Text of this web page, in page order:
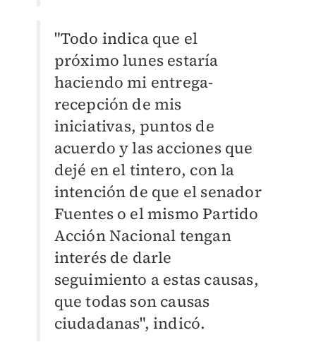
"Todo indica que el
próximo lunes estaría
haciendo mi entrega-
recepción de mis
iniciativas, puntos de
acuerdo y las acciones que
dejé en el tintero, con la
intención de que el senador
Fuentes o el mismo Partido
Acción Nacional tengan
interés de darle
seguimiento a estas causas,
que todas son causas
ciudadanas", indicó.